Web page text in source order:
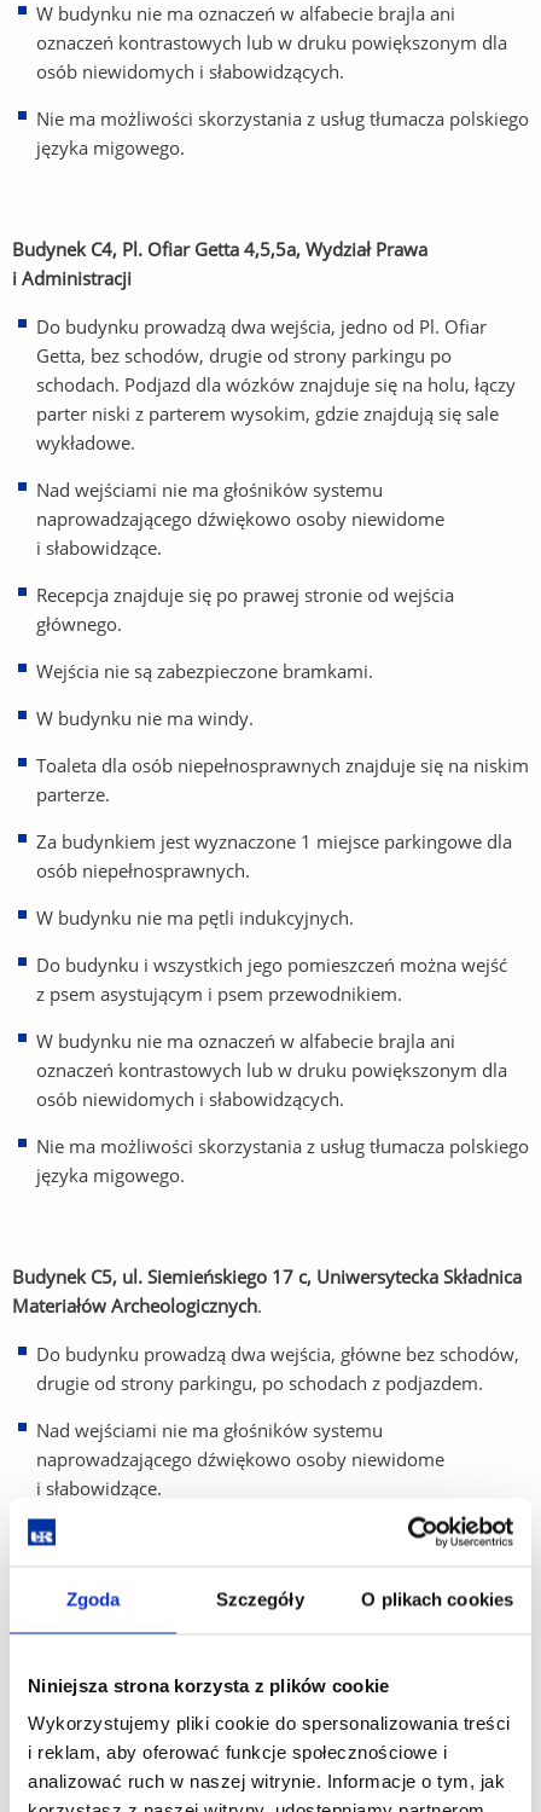
Zgoda Szczegóły O plikach cookies
Niniejsza strona korzysta z plików cookie
Wykorzystujemy pliki cookie do spersonalizowania treści
i reklam, aby oferować funkcje społecznościowe i
analizować ruch w naszej witrynie. Informacje o tym, jak
W budynku nie ma oznaczeń w alfabecie brajla ani
oznaczeń kontrastowych lub w druku powiększonym dla
osób niewidomych i słabowidzących.
Nie ma możliwości skorzystania z usług tłumacza polskiego
języka migowego.
Budynek C4, Pl. Ofiar Getta 4,5,5a, Wydział Prawa
i Administracji
Do budynku prowadzą dwa wejścia, jedno od Pl. Ofiar
Getta, bez schodów, drugie od strony parkingu po
schodach. Podjazd dla wózków znajduje się na holu, łączy
parter niski z parterem wysokim, gdzie znajdują się sale
wykładowe.
Nad wejściami nie ma głośników systemu
naprowadzającego dźwiękowo osoby niewidome
i słabowidzące.
Recepcja znajduje się po prawej stronie od wejścia
głównego.
Wejścia nie są zabezpieczone bramkami.
W budynku nie ma windy.
Toaleta dla osób niepełnosprawnych znajduje się na niskim
parterze.
Za budynkiem jest wyznaczone 1 miejsce parkingowe dla
osób niepełnosprawnych.
W budynku nie ma pętli indukcyjnych.
Do budynku i wszystkich jego pomieszczeń można wejść
z psem asystującym i psem przewodnikiem.
W budynku nie ma oznaczeń w alfabecie brajla ani
oznaczeń kontrastowych lub w druku powiększonym dla
osób niewidomych i słabowidzących.
Nie ma możliwości skorzystania z usług tłumacza polskiego
języka migowego.
Budynek C5, ul. Siemieńskiego 17 c, Uniwersytecka Składnica
Materiałów Archeologicznych.
Do budynku prowadzą dwa wejścia, główne bez schodów,
drugie od strony parkingu, po schodach z podjazdem.
Nad wejściami nie ma głośników systemu
naprowadzającego dźwiękowo osoby niewidome
i słabowidzące.
Nie ma recepcji.
W budynku nie ma windy (budynek parterowy).
Toaleta dla osób niepełnosprawnych znajduje się przy
Za budynkiem wyznaczone są tylko 3 miejsce parkingowe
dla pracowników (mało miejsca).